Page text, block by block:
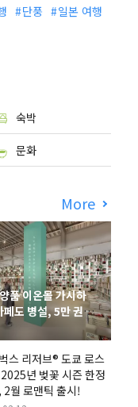
단풍
일본 여행
숙박
문화
More
품 이온몰 가시하
도 병설, 5만 권의
스 리저브® 도쿄 로스
년 벚꽃 시즌 한정
2월 로맨틱 출시!